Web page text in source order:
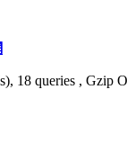
18 queries , Gzip